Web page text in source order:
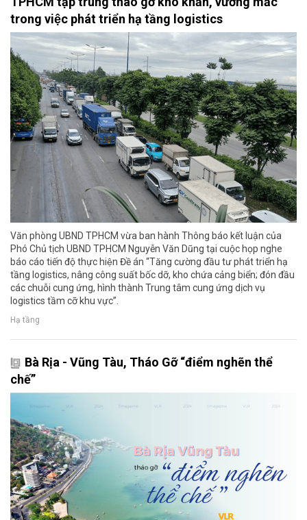
trong việc phát triển hạ tầng logistics
Văn phòng UBND TPHCM vừa ban hành Thông báo kết luận của
Phó Chủ tịch UBND TPHCM Nguyễn Văn Dũng tại cuộc họp nghe
báo cáo tiến độ thực hiện Đề án “Tăng cường đầu tư phát triển hạ
tầng logistics, nâng công suất bốc dỡ, kho chứa cảng biển; đón đầu
các chuỗi cung ứng, hình thành Trung tâm cung ứng dịch vụ
logistics tầm cỡ khu vực”.
Hạ tầng
Bà Rịa - Vũng Tàu, Tháo Gỡ “điểm nghẽn thể
chế”